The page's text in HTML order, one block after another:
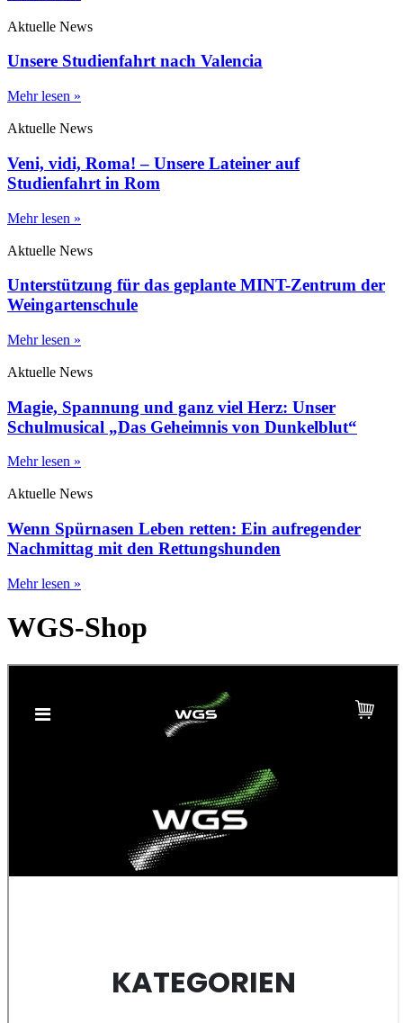
Aktuelle News
Unsere Studienfahrt nach Valencia
Mehr lesen »
Aktuelle News
Veni, vidi, Roma! – Unsere Lateiner auf
Studienfahrt in Rom
Mehr lesen »
Aktuelle News
Unterstützung für das geplante MINT-Zentrum der
Weingartenschule
Mehr lesen »
Aktuelle News
Magie, Spannung und ganz viel Herz: Unser
Schulmusical „Das Geheimnis von Dunkelblut“
Mehr lesen »
Aktuelle News
Wenn Spürnasen Leben retten: Ein aufregender
Nachmittag mit den Rettungshunden
Mehr lesen »
WGS-Shop